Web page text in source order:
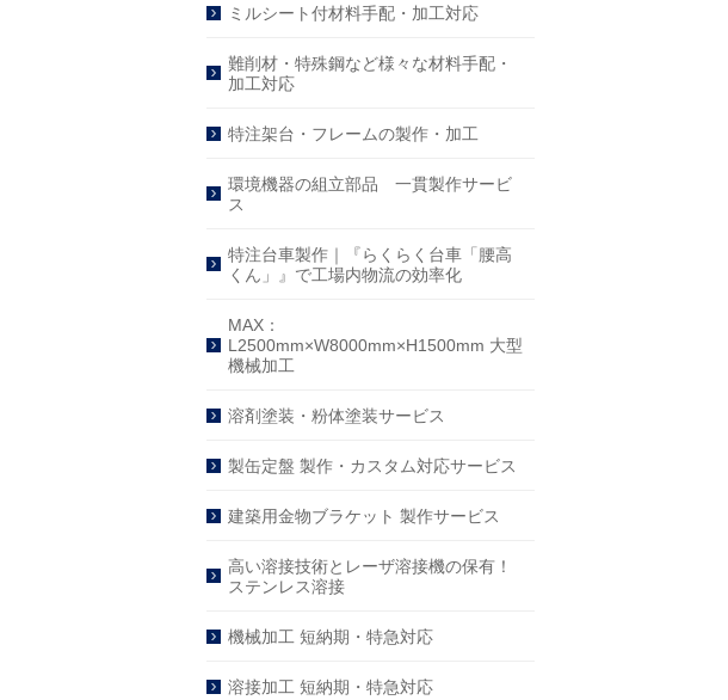
ミルシート付材料手配・加工対応
難削材・特殊鋼など様々な材料手配・
加工対応
特注架台・フレームの製作・加工
環境機器の組立部品 一貫製作サービ
ス
特注台車製作｜『らくらく台車「腰高
くん」』で工場内物流の効率化
MAX：
L2500mm×W8000mm×H1500mm 大型
機械加工
溶剤塗装・粉体塗装サービス
製缶定盤 製作・カスタム対応サービス
建築用金物ブラケット 製作サービス
高い溶接技術とレーザ溶接機の保有！
ステンレス溶接
機械加工 短納期・特急対応
溶接加工 短納期・特急対応